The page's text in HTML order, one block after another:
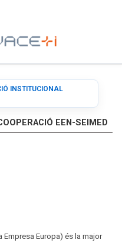
INSTITUCIONAL
EEN-SEIMED
Empresa Europa) és la major